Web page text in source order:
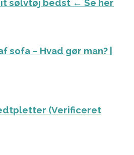
sølvtøj bedst ← Se her
sofa – Hvad gør man? |
(Verificeret